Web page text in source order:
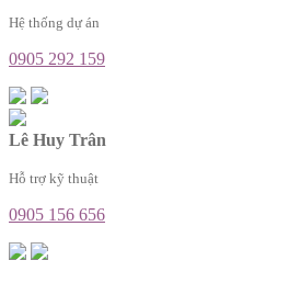
Hệ thống dự án
0905 292 159
Lê Huy Trân
Hỗ trợ kỹ thuật
0905 156 656